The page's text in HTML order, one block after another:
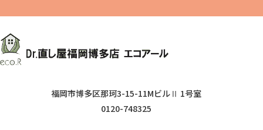
福岡市博多区那珂3-15-11MビルⅡ 1号室
0120-748325